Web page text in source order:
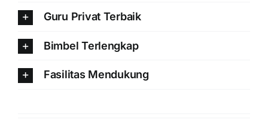
Guru Privat Terbaik
Bimbel Terlengkap
Fasilitas Mendukung